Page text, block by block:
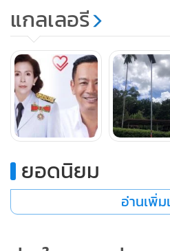
รักษาไกลมาก โครงการอย่างนี้ไม่จำ
ก่อนหน้านี้มีรายงานว่า คะแนนนิ
ตกต่ำลงไปอย่างมาก เพราะหลาก
สัญญาไว้ตอนหาเสียง อาทิ นโยบา
6 ยุทธศาสตร์” พร้อมผลักดันจังหวั
พนม จังหวัดสุราษฎร์ธานี อีกทั้งมีเรื่
เรื่องการก่อสร้างสะพานแก้วที่เก
เกือบ 400 ล้านบาท
แกลเลอรี
ยอดนิยม
อ่านเพิ่ม